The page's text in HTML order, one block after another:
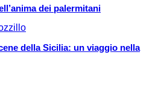
dei palermitani
della Sicilia: un viaggio nella